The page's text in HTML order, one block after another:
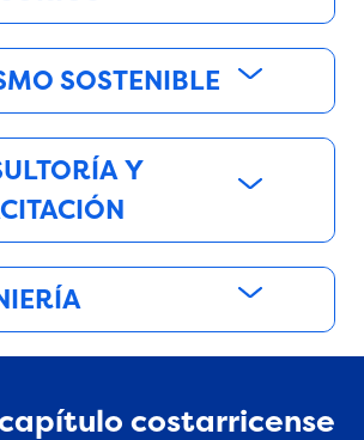
SOSTENIBLE
Y
costarricense